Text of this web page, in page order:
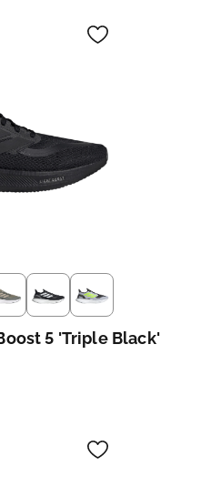
5 'Triple Black'